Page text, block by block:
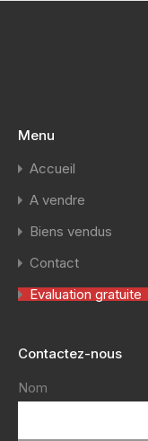
Menu
Accueil
A vendre
Biens vendus
Contact
Evaluation gratuite
Contactez-nous
Nom